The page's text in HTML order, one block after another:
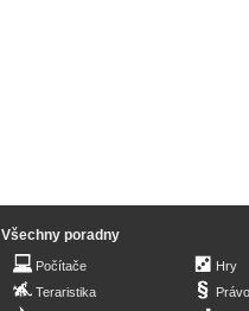
Všechny poradny
Počítače
Teraristika
Hry
Právo